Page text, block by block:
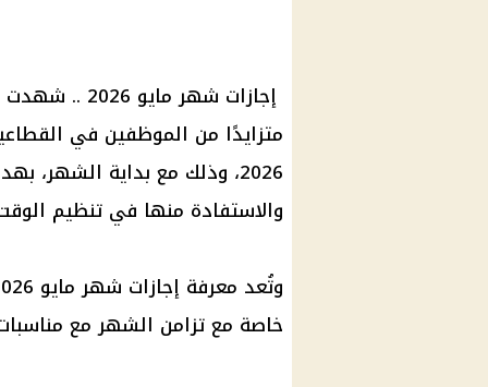
إجازات شهر مايو
2026 ..
متزايدًا من الموظفين في
2026، وذلك مع بداية الشهر، بهدف التعرف على مواعيد
والاستفادة منها في تنظيم
وتُعد معرفة إجازات شهر مايو
خاصة مع تزامن الشهر مع